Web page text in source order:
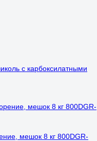
с карбоксилатными
мешок 8 кг 800DGR-